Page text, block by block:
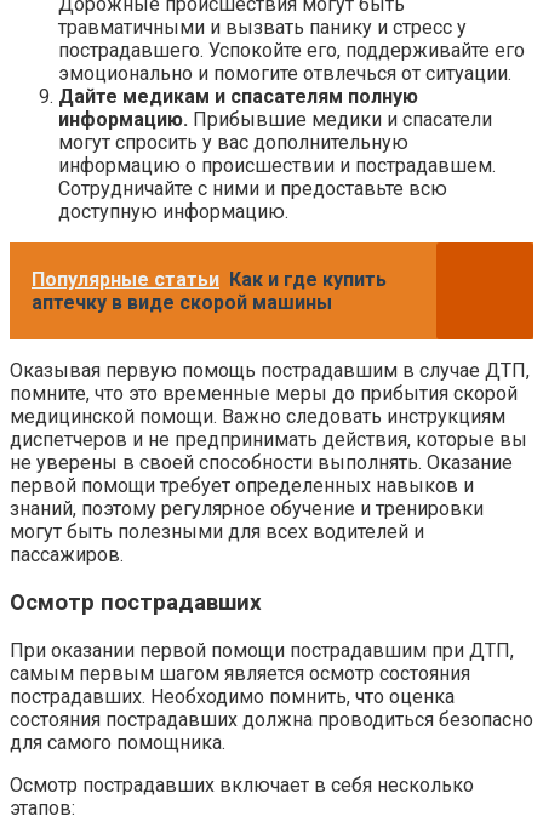
травматичными и вызвать панику и стресс у
пострадавшего. Успокойте его, поддерживайте его
эмоционально и помогите отвлечься от ситуации.
Дайте медикам и спасателям полную
информацию. Прибывшие медики и спасатели
могут спросить у вас дополнительную
информацию о происшествии и пострадавшем.
Сотрудничайте с ними и предоставьте всю
доступную информацию.
Популярные статьи Как и где купить
аптечку в виде скорой машины
Оказывая первую помощь пострадавшим в случае ДТП,
помните, что это временные меры до прибытия скорой
медицинской помощи. Важно следовать инструкциям
диспетчеров и не предпринимать действия, которые вы
не уверены в своей способности выполнять. Оказание
первой помощи требует определенных навыков и
знаний, поэтому регулярное обучение и тренировки
могут быть полезными для всех водителей и
пассажиров.
Осмотр пострадавших
При оказании первой помощи пострадавшим при ДТП,
самым первым шагом является осмотр состояния
пострадавших. Необходимо помнить, что оценка
состояния пострадавших должна проводиться безопасно
для самого помощника.
Осмотр пострадавших включает в себя несколько
этапов: